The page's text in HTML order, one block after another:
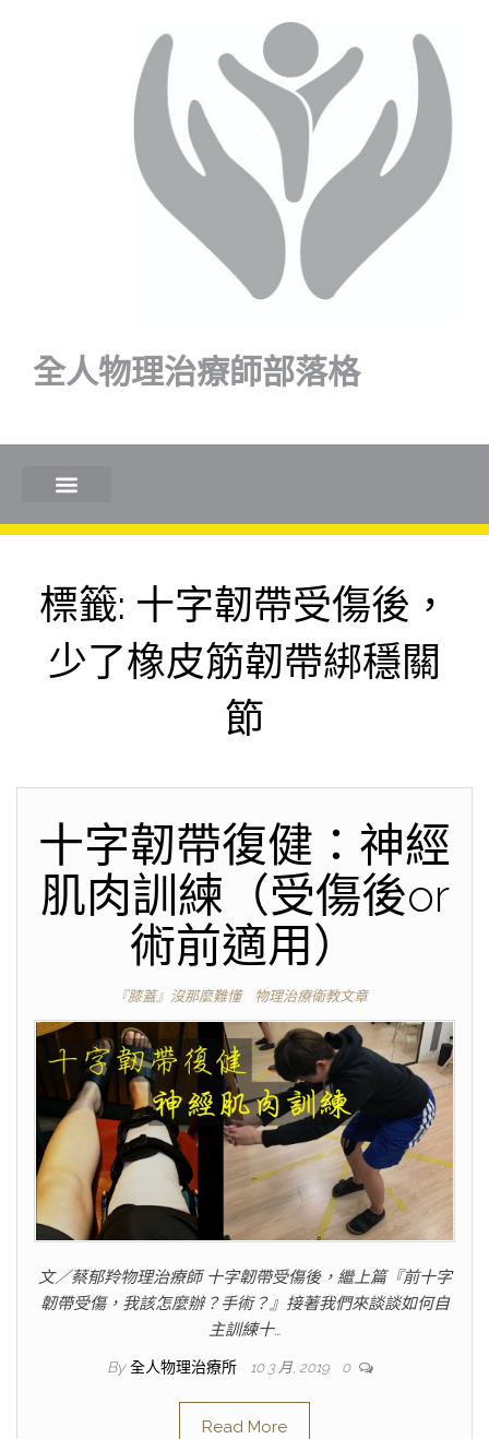
全人物理治療師部落格
標籤: 十字韌帶受傷後，
少了橡皮筋韌帶綁穩關
節
十字韌帶復健：神經
肌肉訓練（受傷後or
術前適用）
『膝蓋』沒那麼難懂 物理治療衛教文章
文／蔡郁羚物理治療師 十字韌帶受傷後，繼上篇『前十字
韌帶受傷，我該怎麼辦？手術？』接著我們來談談如何自
主訓練十…
By 全人物理治療所 10 3 月, 2019 0
Read More